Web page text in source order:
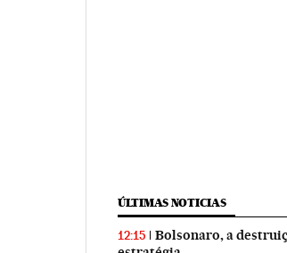
ÚLTIMAS NOTICIAS
12:15
Bolsonaro, a